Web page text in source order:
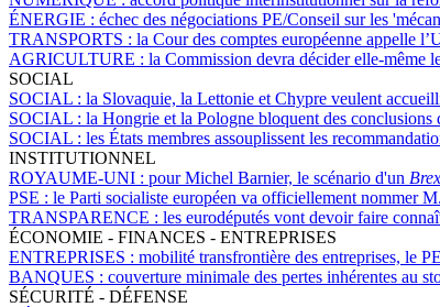
ÉNERGIE : échec des négociations PE/Conseil sur les
TRANSPORTS : la Cour des comptes européenne appelle
AGRICULTURE : la Commission devra décider elle-même
SOCIAL
SOCIAL : la Slovaquie, la Lettonie et Chypre veulent
SOCIAL : la Hongrie et la Pologne bloquent des
SOCIAL : les États membres assouplissent les
INSTITUTIONNEL
ROYAUME-UNI : pour Michel Barnier, le scénario d'un
PSE : le Parti socialiste européen va officiellement nommer
TRANSPARENCE : les eurodéputés vont devoir faire
ÉCONOMIE - FINANCES - ENTREPRISES
ENTREPRISES : mobilité transfrontière des entreprises, le
BANQUES : couverture minimale des pertes inhérentes au
SÉCURITÉ - DÉFENSE